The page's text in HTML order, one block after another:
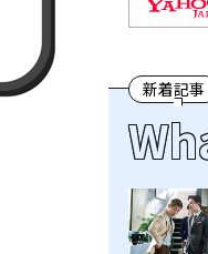
新着記事